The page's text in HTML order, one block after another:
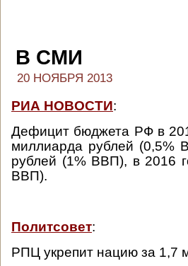
В СМИ
20 НОЯБРЯ 2013
РИА НОВОСТИ:
Дефицит бюджета РФ в
миллиарда рублей (0,5%
рублей (1% ВВП), в 2016
ВВП).
Политсовет:
РПЦ укрепит нацию за 1,7